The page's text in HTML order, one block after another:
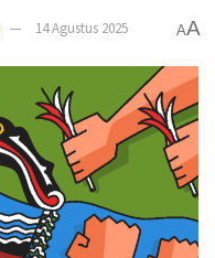
14 Agustus 2025 AA